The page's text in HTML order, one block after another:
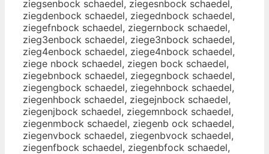
ziegsenbock schaedel, ziegesnbock schaedel,
ziegdenbock schaedel, ziegednbock schaedel,
ziegefnbock schaedel, ziegernbock schaedel,
zieg3enbock schaedel, ziege3nbock schaedel,
zieg4enbock schaedel, ziege4nbock schaedel,
ziege nbock schaedel, ziegen bock schaedel,
ziegebnbock schaedel, ziegegnbock schaedel,
ziegengbock schaedel, ziegehnbock schaedel,
ziegenhbock schaedel, ziegejnbock schaedel,
ziegenjbock schaedel, ziegemnbock schaedel,
ziegenmbock schaedel, ziegenb ock schaedel,
ziegenvbock schaedel, ziegenbvock schaedel,
ziegenfbock schaedel, ziegenbfock schaedel,